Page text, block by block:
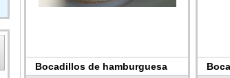
Bocadillos de hamburguesa